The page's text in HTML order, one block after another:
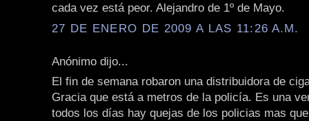
cada vez está peor. Alejandro de 1º de Mayo.
27 DE ENERO DE 2009 A LAS 11:26 A.M.
Anónimo dijo...
El fin de semana robaron una distribuidora de
Gracia que está a metros de la policía. Es una
todos los días hay quejas de los policias mas